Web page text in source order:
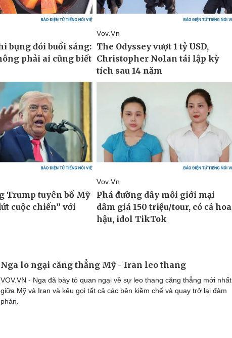
Nga lo ngại căng thẳng Mỹ - Iran leo thang
VOV.VN - Nga đã bày tỏ quan ngại về sự leo thang căng thẳng mới nhất
giữa Mỹ và Iran và kêu gọi tất cả các bên kiềm chế và quay trở lại đàm
phán.